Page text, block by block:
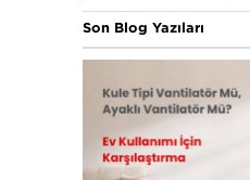
Son Blog Yazıları